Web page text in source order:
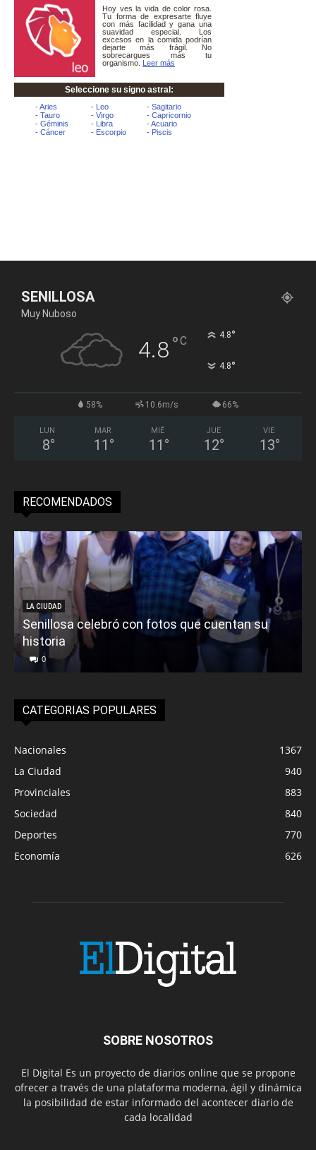
SENILLOSA
Muy Nuboso
4.8°C 4.8°
4.8°
58% 10.6m/s 66%
LUN
8°
MAR
11 °
MIÉ
11 °
JUE
12°
VIE
13°
RECOMENDADOS
LA CIUDAD
Senillosa celebró con fotos que cuentan su
historia
0
CATEGORIAS POPULARES
Nacionales
1367
La Ciudad
940
Provinciales
883
Sociedad
840
Deportes
770
Economía
626
SOBRE NOSOTROS
El Digital Es un proyecto de diarios online que se propone
ofrecer a través de una plataforma moderna, ágil y dinámica
la posibilidad de estar informado del acontecer diario de
cada localidad